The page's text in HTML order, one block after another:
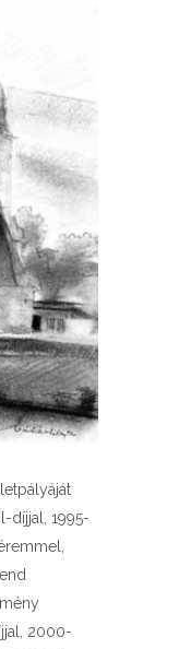
díjjal, 1995-
2000-